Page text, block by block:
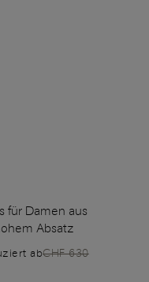
für Damen aus
Absatz
abCHF 630